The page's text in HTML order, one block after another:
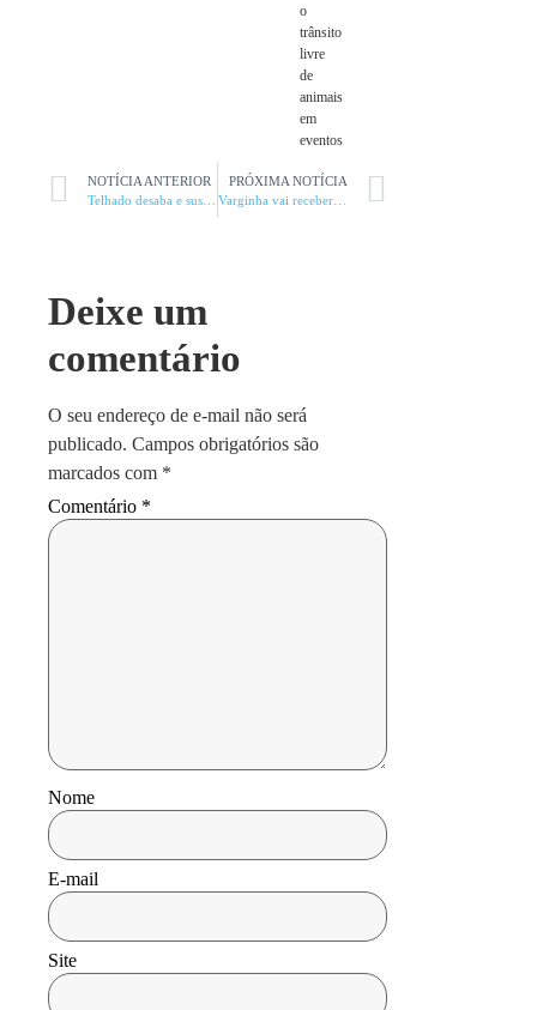
o
trânsito
livre
de
animais
em
eventos
NOTÍCIA ANTERIOR
PRÓXIMA NOTÍCIA
Deixe um
comentário
O seu endereço de e-mail não será
publicado. Campos obrigatórios são
marcados com *
Comentário *
Nome
E-mail
Site